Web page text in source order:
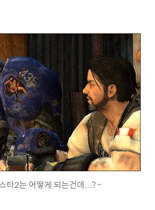
타2는 어떻게 되는건데...? -